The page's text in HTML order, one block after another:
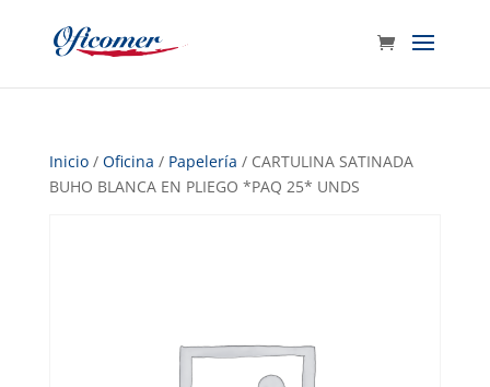
Inicio/ Oficina / Papelería / CARTULINA SATINADA
BUHO BLANCA EN PLIEGO *PAQ 25* UNDS